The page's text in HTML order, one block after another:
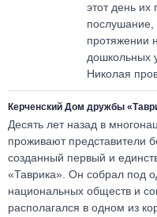
этот день их
протяжении
дошкольных
Николая
Керченский Дом дружбы
Десять лет назад в
проживают представители
созданный первый и
«Таврика». Он собрал под
национальных обществ и
располагался в одном из